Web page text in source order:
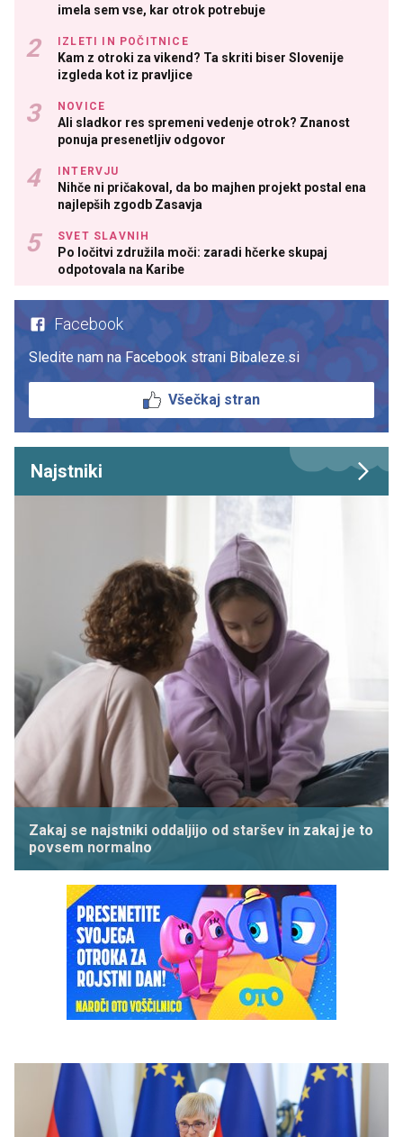
imela sem vse, kar otrok potrebuje
IZLETI IN POČITNICE
Kam z otroki za vikend? Ta skriti biser Slovenije
izgleda kot iz pravljice
NOVICE
Ali sladkor res spremeni vedenje otrok? Znanost
ponuja presenetljiv odgovor
INTERVJU
Nihče ni pričakoval, da bo majhen projekt postal ena
najlepših zgodb Zasavja
SVET SLAVNIH
Po ločitvi združila moči: zaradi hčerke skupaj
odpotovala na Karibe
Facebook
Sledite nam na Facebook strani Bibaleze.si
Všečkaj stran
Najstniki
Zakaj se najstniki oddaljijo od staršev in zakaj je to
povsem normalno